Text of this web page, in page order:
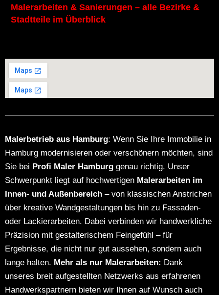
Malerarbeiten & Sanierungen – alle Bezirke &
Stadtteile im Überblick
Malerbetrieb aus Hamburg: Wenn Sie Ihre Immobilie in
Hamburg modernisieren oder verschönern möchten, sind
Sie bei Profi Maler Hamburg genau richtig. Unser
Schwerpunkt liegt auf hochwertigen Malerarbeiten im
Innen- und Außenbereich – von klassischen Anstrichen
über kreative Wandgestaltungen bis hin zu Fassaden-
oder Lackierarbeiten. Dabei verbinden wir handwerkliche
Präzision mit gestalterischem Feingefühl – für
Ergebnisse, die nicht nur gut aussehen, sondern auch
lange halten. Mehr als nur Malerarbeiten: Dank
unseres breit aufgestellten Netzwerks aus erfahrenen
Handwerkspartnern bieten wir Ihnen auf Wunsch auch